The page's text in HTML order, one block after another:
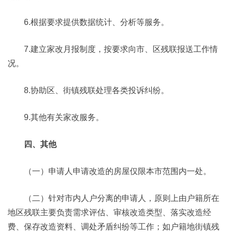
6.根据要求提供数据统计、分析等服务。
7.建立家改月报制度，按要求向市、区残联报送工作情
况。
8.协助区、街镇残联处理各类投诉纠纷。
9.其他有关家改服务。
四、其他
（一）申请人申请改造的房屋仅限本市范围内一处。
（二）针对市内人户分离的申请人，原则上由户籍所在
地区残联主要负责需求评估、审核改造类型、落实改造经
费、保存改造资料、调处矛盾纠纷等工作；如户籍地街镇残